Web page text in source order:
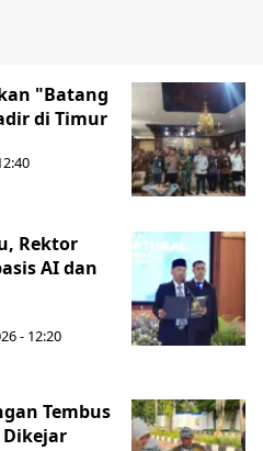
"Batang
di Timur
Rektor
AI dan
- 12:20
Tembus
Dikejar